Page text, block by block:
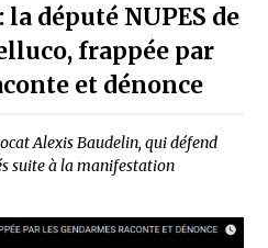
député NUPES de
frappée par
et dénonce
Alexis Baudelin, qui défend
suite à la manifestation